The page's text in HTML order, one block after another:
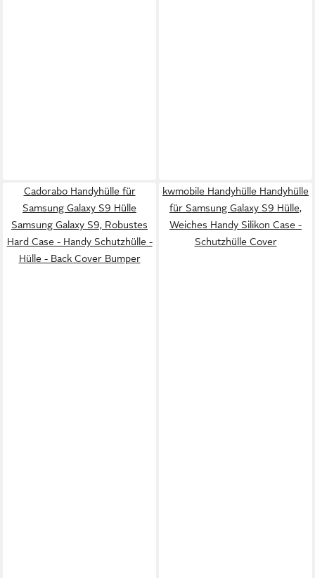
Cadorabo Handyhülle für
Samsung Galaxy S9 Hülle
Samsung Galaxy S9, Robustes
Hard Case - Handy Schutzhülle -
Hülle - Back Cover Bumper
kwmobile Handyhülle Handyhülle
für Samsung Galaxy S9 Hülle,
Weiches Handy Silikon Case -
Schutzhülle Cover